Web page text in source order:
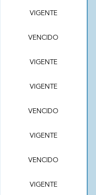
VIGENTE
VENCIDO
VIGENTE
VIGENTE
VENCIDO
VIGENTE
VENCIDO
VIGENTE